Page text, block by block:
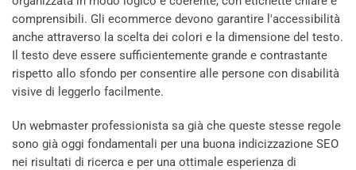
comprensibili. Gli ecommerce devono garantire l'accessibilità
anche attraverso la scelta dei colori e la dimensione del testo.
Il testo deve essere sufficientemente grande e contrastante
rispetto allo sfondo per consentire alle persone con disabilità
visive di leggerlo facilmente.
Un webmaster professionista sa già che queste stesse regole
sono già oggi fondamentali per una buona indicizzazione SEO
nei risultati di ricerca e per una ottimale esperienza di